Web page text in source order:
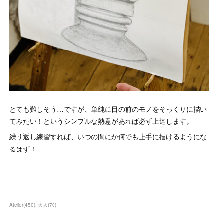
とても難しそう…ですが、単純に目の前のモノをそっくりに描い
てみたい！というシンプルな熱意があれば必ず上達します。
繰り返し練習すれば、いつの間にか何でも上手に描けるようにな
るはず！
Atelier(450) 大人 (70)